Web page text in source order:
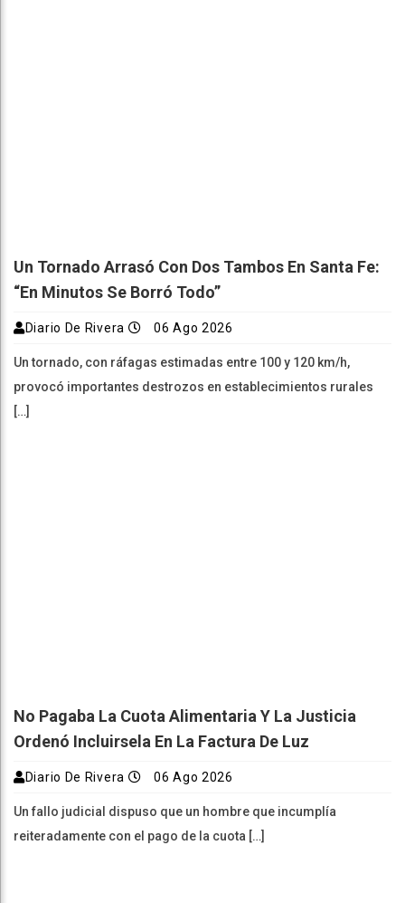
Un Tornado Arrasó Con Dos Tambos En Santa Fe:
“En Minutos Se Borró Todo”
Diario De Rivera 06 Ago 2026
Un tornado, con ráfagas estimadas entre 100 y 120 km/h,
provocó importantes destrozos en establecimientos rurales
[…]
No Pagaba La Cuota Alimentaria Y La Justicia
Ordenó Incluirsela En La Factura De Luz
Diario De Rivera 06 Ago 2026
Un fallo judicial dispuso que un hombre que incumplía
reiteradamente con el pago de la cuota […]